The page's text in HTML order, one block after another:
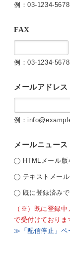
例：03-1234-5678
FAX
例：03-1234-5678
メールアドレス
例：
メールニュース
HTMLメール版
テキストメー
既に登録済み
（※）既に登録
で受付けておりま
≫「配信停止」ペ